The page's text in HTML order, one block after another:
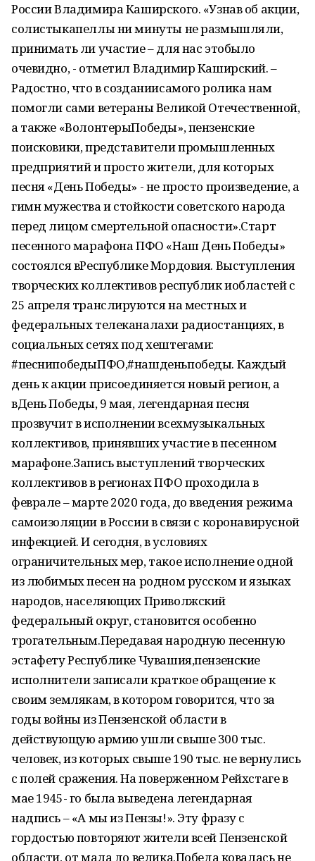
России Владимира Каширского. «Узнав об акции,
солистыкапеллы ни минуты не размышляли,
принимать ли участие – для нас этобыло
очевидно, - отметил Владимир Каширский. –
Радостно, что в созданиисамого ролика нам
помогли сами ветераны Великой Отечественной,
а также «ВолонтерыПобеды», пензенские
поисковики, представители промышленных
предприятий и просто жители, для которых
песня «День Победы» - не просто произведение, а
гимн мужества и стойкости советского народа
перед лицом смертельной опасности».Старт
песенного марафона ПФО «Наш День Победы»
состоялся вРеспублике Мордовия. Выступления
творческих коллективов республик иобластей с
25 апреля транслируются на местных и
федеральных телеканалахи радиостанциях, в
социальных сетях под хештегами:
#песнипобедыПФО,#нашденьпобеды. Каждый
день к акции присоединяется новый регион, а
вДень Победы, 9 мая, легендарная песня
прозвучит в исполнении всехмузыкальных
коллективов, принявших участие в песенном
марафоне.Запись выступлений творческих
коллективов в регионах ПФО проходила в
феврале – марте 2020 года, до введения режима
самоизоляции в России в связи с коронавирусной
инфекцией. И сегодня, в условиях
ограничительных мер, такое исполнение одной
из любимых песен на родном русском и языках
народов, населяющих Приволжский
федеральный округ, становится особенно
трогательным.Передавая народную песенную
эстафету Республике Чувашия,пензенские
исполнители записали краткое обращение к
своим землякам, в котором говорится, что за
годы войны из Пензенской области в
действующую армию ушли свыше 300 тыс.
человек, из которых свыше 190 тыс. не вернулись
с полей сражения. На поверженном Рейхстаге в
мае 1945- го была выведена легендарная
надпись – «А мы из Пензы!». Эту фразу с
гордостью повторяют жители всей Пензенской
области, от мала до велика.Победа ковалась не